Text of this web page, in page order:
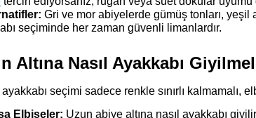
Gri ve mor abiyelerde gümüş tonları,
seçiminde her zaman güvenli limanlardır.
Altına Nasıl Ayakkabı
seçimi sadece renkle sınırlı kalmamalı,
Elbiseler: Uzun abiye altına nasıl ayakkabı